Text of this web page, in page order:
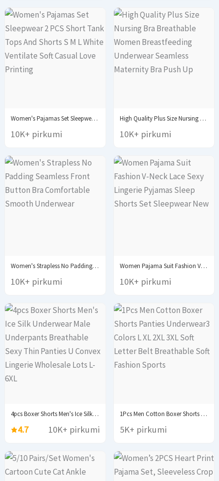
Women's Pajamas Set Sleepwear 2 PCS Short Tank...
10K+ pirkumi
High Quality Plus Size Nursing Bra Breathable Women...
10K+ pirkumi
Women's Strapless No Padding Seamless Front Button Bra...
10K+ pirkumi
Women Pajama Suit Fashion V-Neck Lace Sexy Lingerie...
10K+ pirkumi
4pcs Boxer Shorts Men's Ice Silk Underwear Male...
4.7 10K+ pirkumi
1Pcs Men Cotton Boxer Shorts Panties Underwear3 Colors...
5K+ pirkumi